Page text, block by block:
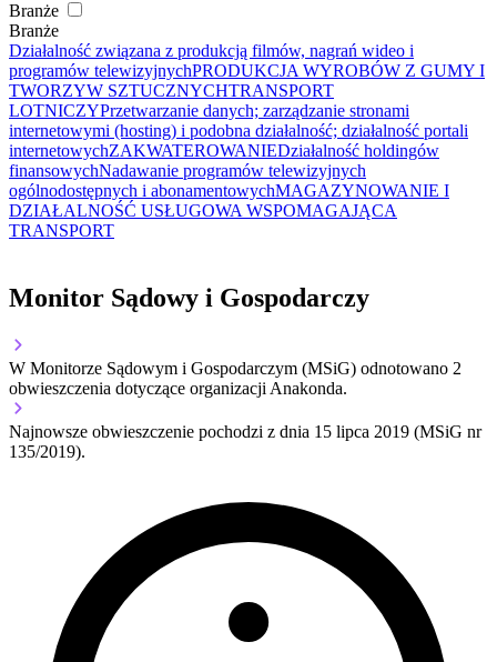
Branże
Branże
Działalność związana z produkcją filmów, nagrań wideo i
programów telewizyjnychPRODUKCJA WYROBÓW Z GUMY I
TWORZYW SZTUCZNYCHTRANSPORT
LOTNICZYPrzetwarzanie danych; zarządzanie stronami
internetowymi (hosting) i podobna działalność; działalność portali
internetowychZAKWATEROWANIEDziałalność holdingów
finansowychNadawanie programów telewizyjnych
ogólnodostępnych i abonamentowychMAGAZYNOWANIE I
DZIAŁALNOŚĆ USŁUGOWA WSPOMAGAJĄCA
TRANSPORT
Monitor Sądowy i Gospodarczy
W Monitorze Sądowym i Gospodarczym (MSiG) odnotowano 2
obwieszczenia dotyczące organizacji Anakonda.
Najnowsze obwieszczenie pochodzi z dnia 15 lipca 2019 (MSiG nr
135/2019).